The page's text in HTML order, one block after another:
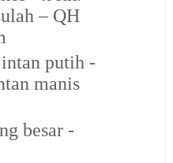
– QH
putih -
manis
besar -